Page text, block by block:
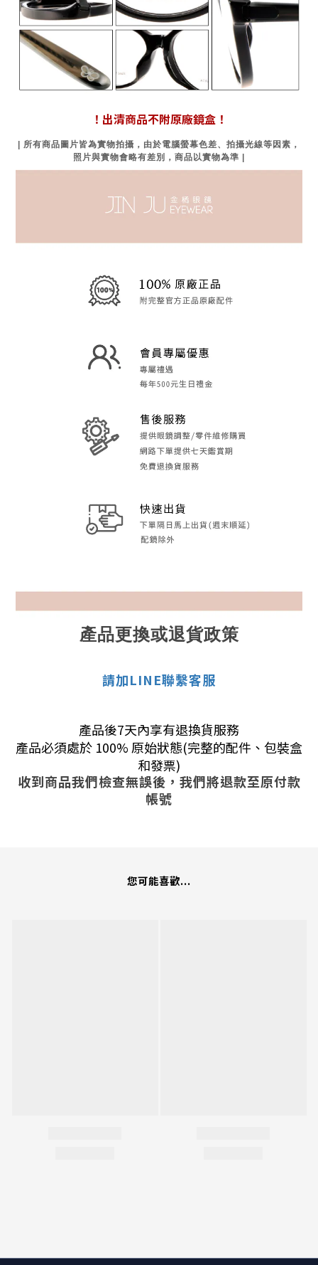
！出清商品不附原廠鏡盒！
| 所有商品圖片皆為實物拍攝，由於電腦螢幕色差、拍攝光線等因素，
照片與實物會略有差別，商品以實物為準 |
產品更換或退貨政策
請加LINE聯繫客服
產品後7天內享有退換貨服務
產品必須處於 100% 原始狀態(完整的配件、包裝盒
和發票)
收到商品我們檢查無誤後，我們將退款至原付款
帳號
您可能喜歡...